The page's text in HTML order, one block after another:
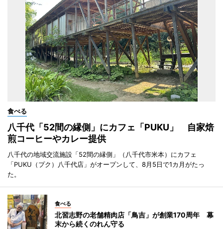
食べる
八千代「52間の縁側」にカフェ「PUKU」 自家焙
煎コーヒーやカレー提供
八千代の地域交流施設「52間の縁側」（八千代市米本）にカフェ
「PUKU（プク）八千代店」がオープンして、8月5日で1カ月がたっ
た。
食べる
北習志野の老舗精肉店「鳥吉」が創業170周年 幕
末から続くのれん守る